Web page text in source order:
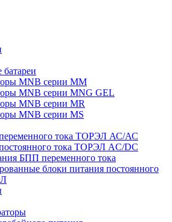
MNB серии MM
MNB серии MNG GEL
MNB серии MR
MNB серии MS
тока ТОРЭЛ АС/АС
тока ТОРЭЛ AC/DC
БПП переменного тока
блоки питания постоянного